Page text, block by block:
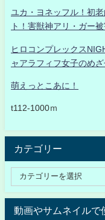
ユカ・ヨネッフル！初
ト！害獣神アリ・ガー
ヒロコンプレックス
ャアラフィフ女子のめ
萌えっとこあに！
t112-1000ｍ
カテゴリー
動画やサムネイルで